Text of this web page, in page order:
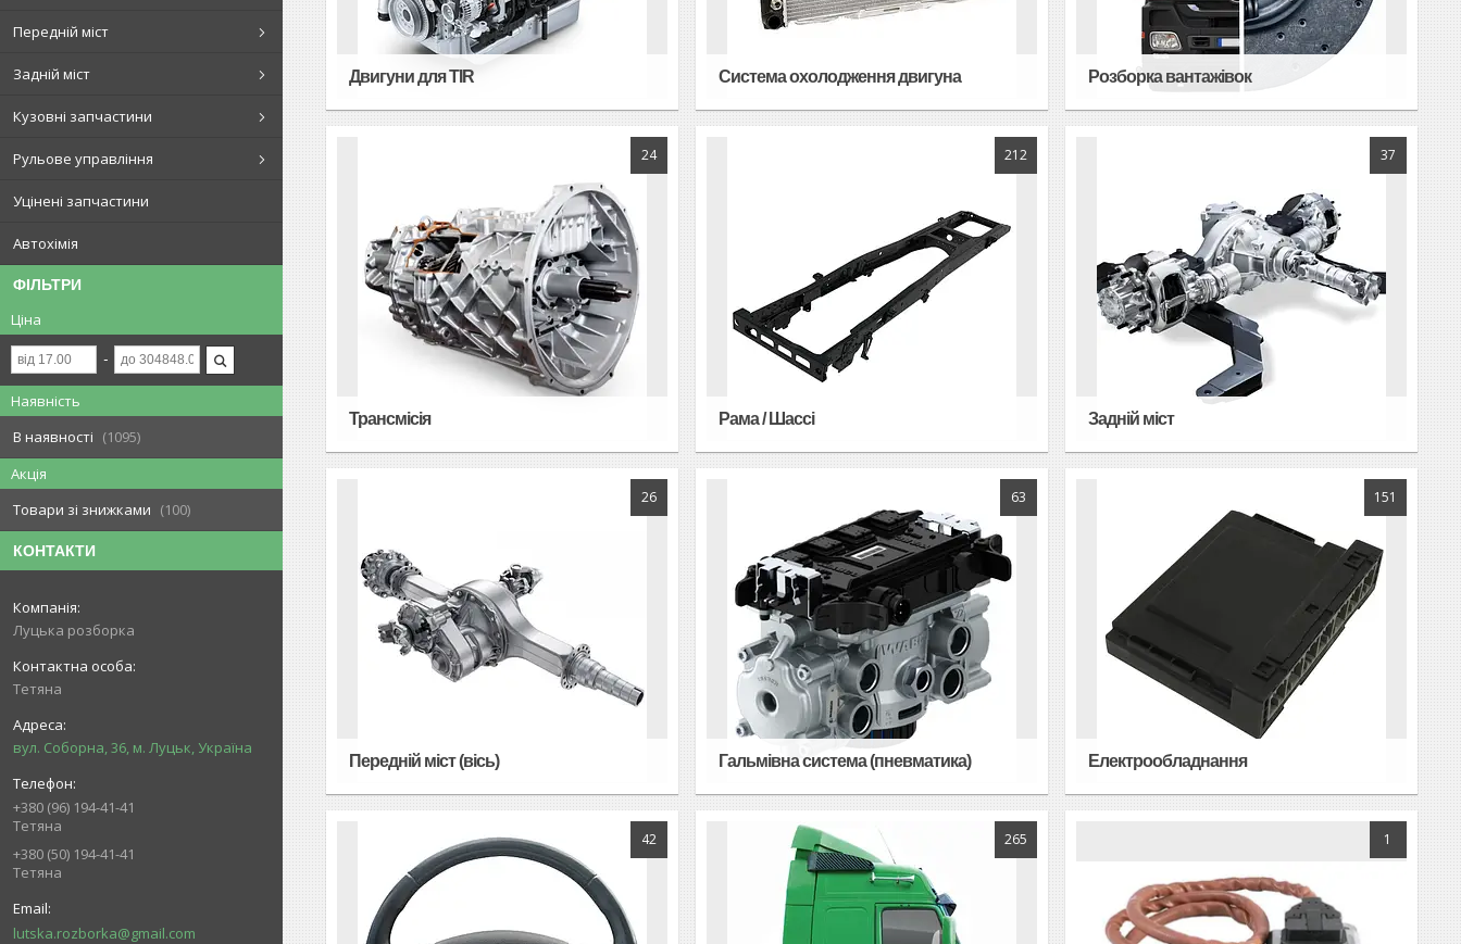
Передній міст
Задній міст
Кузовні запчастини
Рульове управління
Уцінені запчастини
Автохімія
ФІЛЬТРИ
Ціна
Наявність
В наявності
1095
Акція
Товари зі знижками
100
КОНТАКТИ
Луцька розборка
Тетяна
вул. Соборна, 36, м. Луцьк, Україна
+380 (96) 194-41-41
Тетяна
+380 (50) 194-41-41
Тетяна
lutska.rozborka@gmail.com
Двигуни для TIR Система охолодження двигуна Розборка вантажівок
24
Трансмісія
212
Рама / Шассі
37
Задній міст
26
Передній міст (вісь)
63
Гальмівна система (пневматика)
151
Електрообладнання
42 265 1